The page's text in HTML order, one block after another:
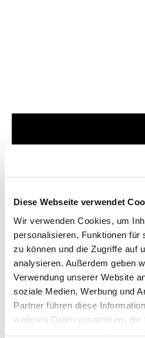
Diese Webseite verwendet
Wir verwenden Cookies, um
personalisieren, Funktionen für
zu können und die Zugriffe auf
analysieren. Außerdem geben
Verwendung unserer Website
soziale Medien, Werbung und
Partner führen diese
weiteren Daten zusammen, die
Dies